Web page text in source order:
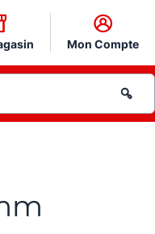
Mon Compte